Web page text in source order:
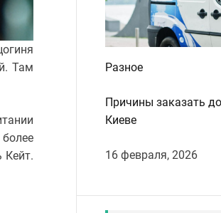
Там
Кейт.
Разное
Причины заказать
Киеве
16 февраля, 2026